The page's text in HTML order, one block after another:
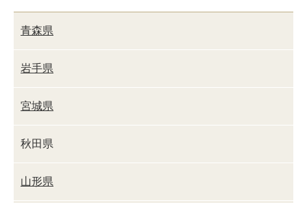
青森県
岩手県
宮城県
秋田県
山形県